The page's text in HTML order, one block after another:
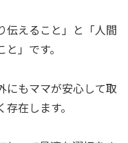
伝えること」と「人間
」です。
にもママが安心して取
在します。